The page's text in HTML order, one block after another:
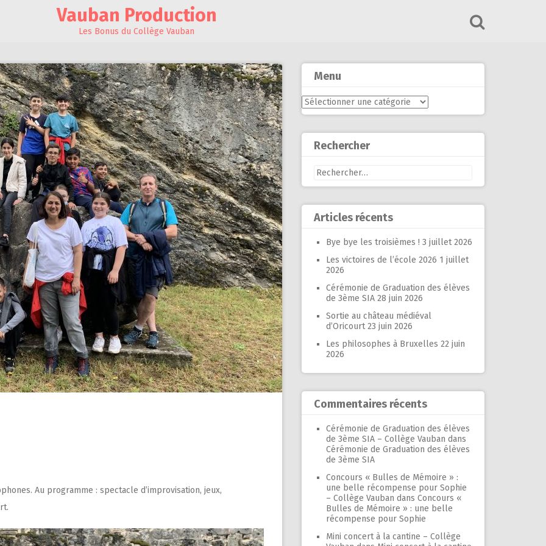
Vauban Production
Les Bonus du Collège Vauban
Au programme : spectacle d’improvisation, jeux,
Menu
Menu
Rechercher
Rechercher :
Articles récents
Bye bye les troisièmes ! 3 juillet 2026
Les victoires de l’école 2026 1 juillet
2026
Cérémonie de Graduation des élèves
de 3ème SIA 28 juin 2026
Sortie au château médiéval
d’Oricourt 23 juin 2026
Les philosophes à Bruxelles 22 juin
2026
Commentaires récents
Cérémonie de Graduation des élèves
de 3ème SIA – Collège Vauban dans
Cérémonie de Graduation des élèves
de 3ème SIA
Concours « Bulles de Mémoire » :
une belle récompense pour Sophie
– Collège Vauban dans Concours «
Bulles de Mémoire » : une belle
récompense pour Sophie
Mini concert à la cantine – Collège